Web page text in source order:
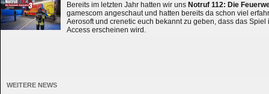
Bereits im letzten Jahr hatten wir uns Notruf 112: Die
gamescom angeschaut und hatten bereits da schon viel
Aerosoft und crenetic euch bekannt zu geben, dass das Spiel
Access erscheinen wird.
WEITERE NEWS